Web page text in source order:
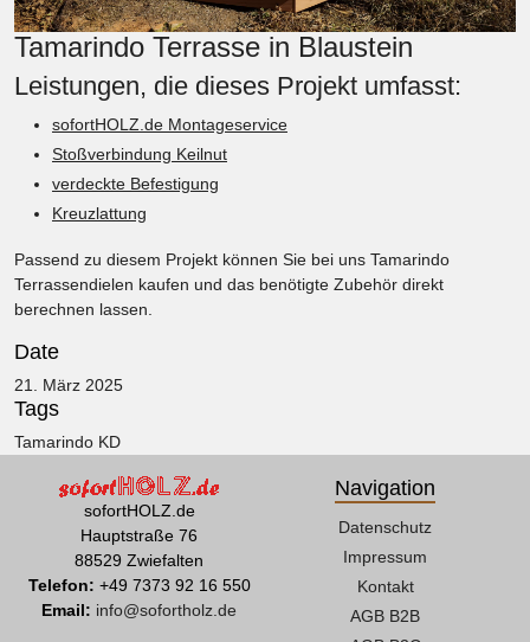
Tamarindo Terrasse in Blaustein
Leistungen, die dieses Projekt umfasst:
sofortHOLZ.de Montageservice
Stoßverbindung Keilnut
verdeckte Befestigung
Kreuzlattung
Passend zu diesem Projekt können Sie bei uns Tamarindo
Terrassendielen kaufen und das benötigte Zubehör direkt
berechnen lassen.
Date
21. März 2025
Tags
Tamarindo KD
sofortHOLZ.de
Hauptstraße 76
88529 Zwiefalten
Telefon: +49 7373 92 16 550
Email: info@sofortholz.de
Navigation
Datenschutz
Impressum
Kontakt
AGB B2B